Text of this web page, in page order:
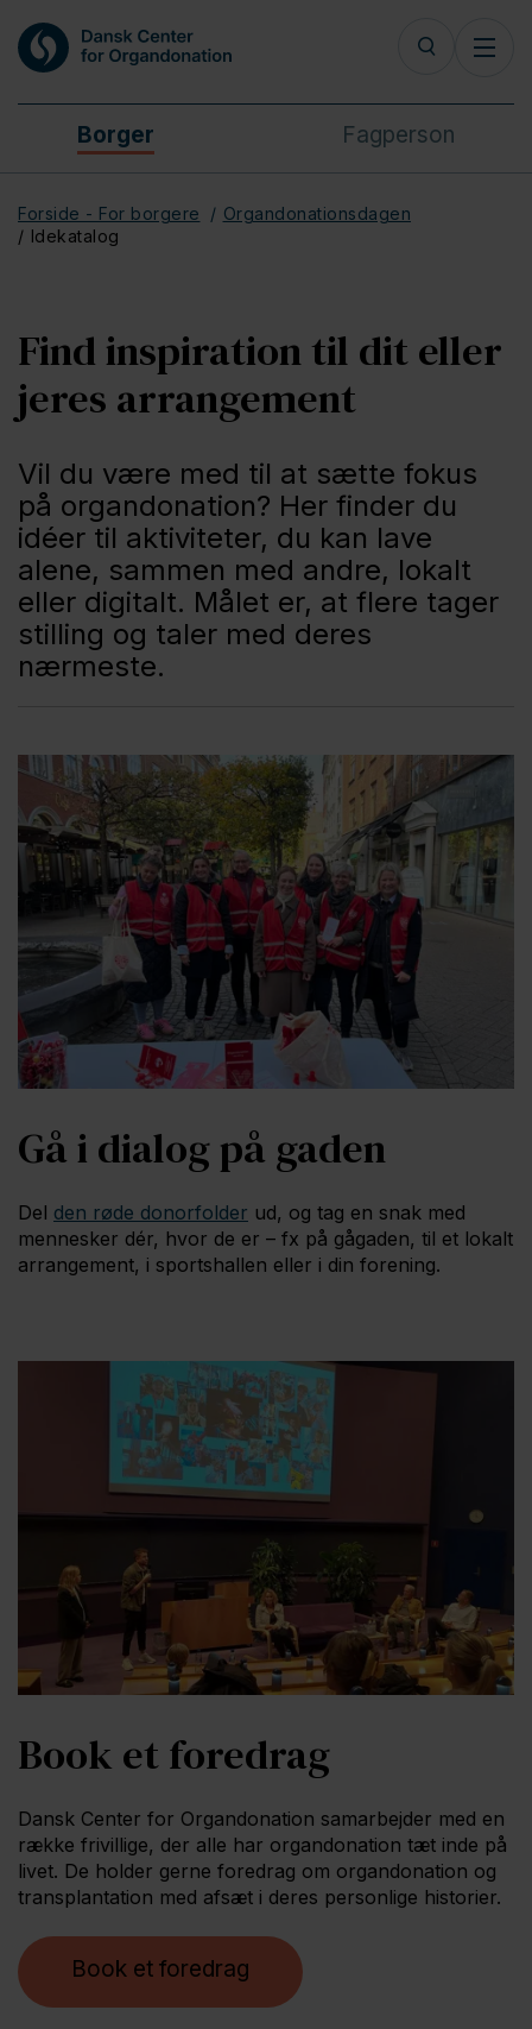
Borger Fagperson
Forside - For borgere
Organdonationsdagen
Idekatalog
Find inspiration til dit eller
jeres arrangement
Vil du være med til at sætte fokus
på organdonation? Her finder du
idéer til aktiviteter, du kan lave
alene, sammen med andre, lokalt
eller digitalt. Målet er, at flere tager
stilling og taler med deres
nærmeste.
Gå i dialog på gaden
Del den røde donorfolder ud, og tag en snak med
mennesker dér, hvor de er – fx på gågaden, til et lokalt
arrangement, i sportshallen eller i din forening.
Book et foredrag
Dansk Center for Organdonation samarbejder med en
række frivillige, der alle har organdonation tæt inde på
livet. De holder gerne foredrag om organdonation og
transplantation med afsæt i deres personlige historier.
Book et foredrag